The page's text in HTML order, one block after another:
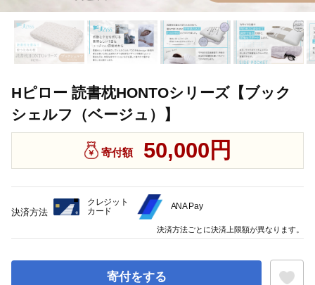
Hピロー 読書枕HONTOシリーズ【ブック
シェルフ（ベージュ）】
寄付額 50,000円
寄付をする
決済方法
クレジット
カード
ANA Pay
決済方法ごとに決済上限額が異なります。